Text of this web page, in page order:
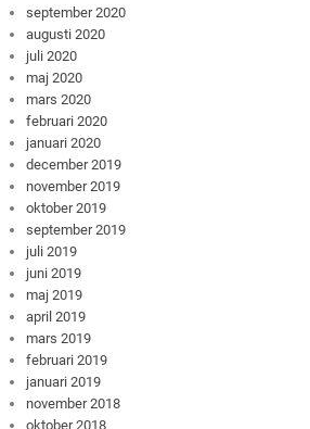
september 2020
augusti 2020
juli 2020
maj 2020
mars 2020
februari 2020
januari 2020
december 2019
november 2019
oktober 2019
september 2019
juli 2019
juni 2019
maj 2019
april 2019
mars 2019
februari 2019
januari 2019
november 2018
oktober 2018